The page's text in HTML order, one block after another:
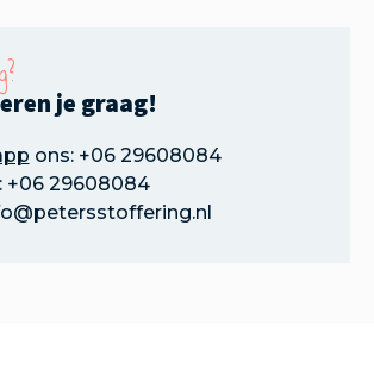
je graag!
ons: +06 29608084
: +06 29608084